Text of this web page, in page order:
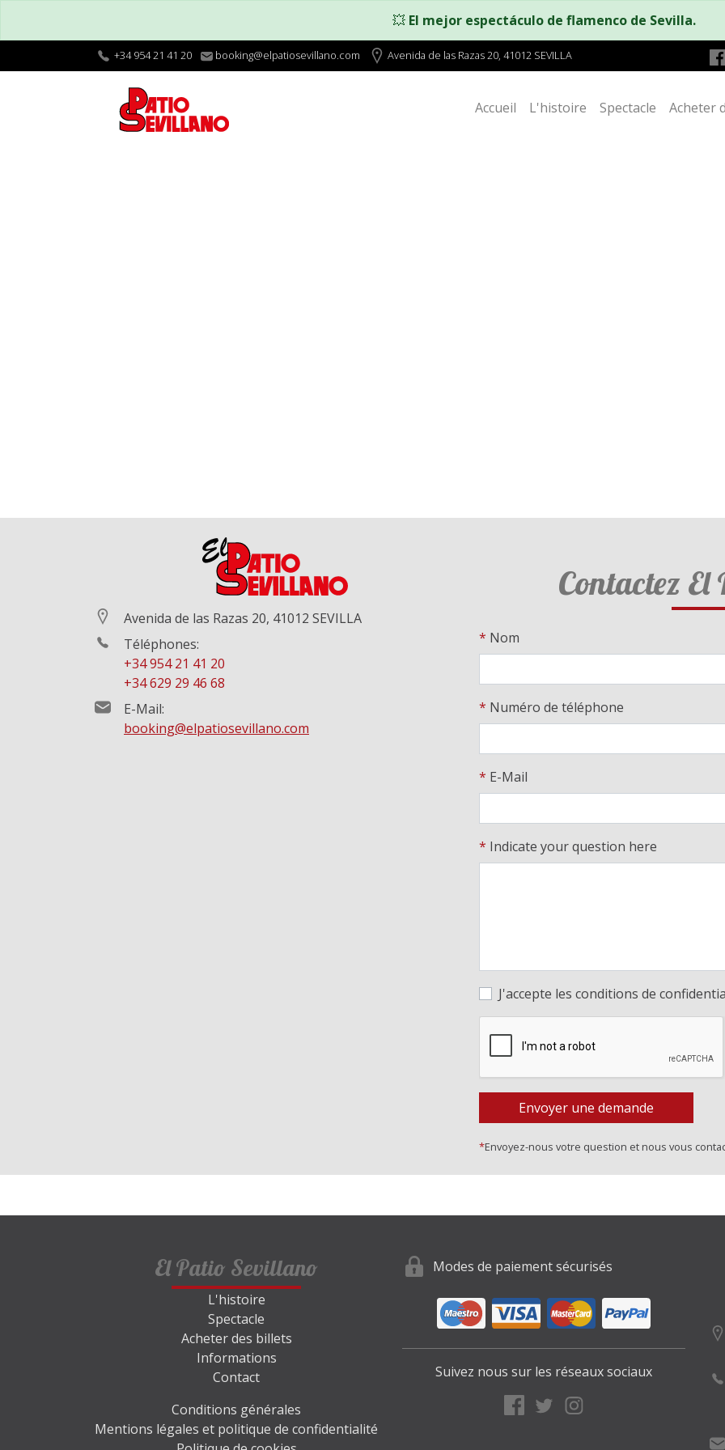
💥 El mejor espectáculo de flamenco de Sevilla.
+34 954 21 41 20 booking@elpatiosevillano.com Avenida de las Razas 20, 41012 SEVILLA
Accueil L'histoire Spectacle Acheter
Avenida de las Razas 20, 41012 SEVILLA
Téléphones:
+34 954 21 41 20
+34 629 29 46 68
E-Mail:
booking@elpatiosevillano.com
Contactez
* Nom
* Numéro de téléphone
* E-Mail
* Indicate your question here
J'accepte les conditions de
Envoyer une demande
*Envoyez-nous votre question et nous vous
El Patio Sevillano
L'histoire
Spectacle
Acheter des billets
Informations
Contact
Conditions générales
Mentions légales et politique de confidentialité
Modes de paiement sécurisés
Suivez nous sur les réseaux sociaux